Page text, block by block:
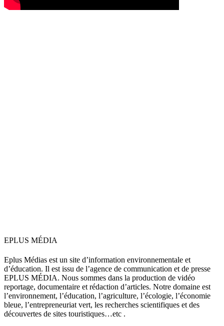
EPLUS MÉDIA
Eplus Médias est un site d’information environnementale et
d’éducation. Il est issu de l’agence de communication et de presse
EPLUS MÉDIA. Nous sommes dans la production de vidéo
reportage, documentaire et rédaction d’articles. Notre domaine est
l’environnement, l’éducation, l’agriculture, l’écologie, l’économie
bleue, l’entrepreneuriat vert, les recherches scientifiques et des
découvertes de sites touristiques…etc .